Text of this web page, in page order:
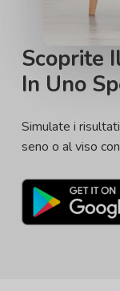
Scoprite
In Uno
Simulate i
seno o al viso